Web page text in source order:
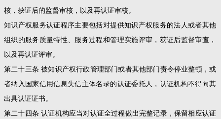
核，获证后的监督审核，以及再认证审核。
知识产权服务认证程序主要包括对提供知识产权服务的法人或者其他
组织的服务质量特性、服务过程和管理实施评审，获证后监督审查，
以及再认证评审。
第二十三条 被知识产权行政管理部门或者其他部门责令停业整顿，或
者纳入国家信用信息失信主体名录的认证委托人，认证机构不得向其
出具认证证书。
第二十四条 认证机构应当对认证全过程做出完整记录，保留相应认证